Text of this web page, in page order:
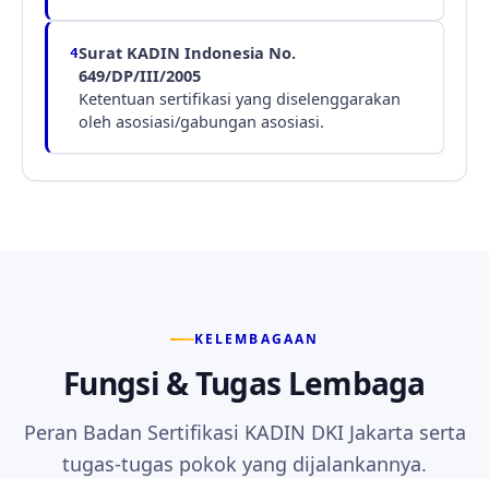
4Surat KADIN Indonesia No.
649/DP/III/2005
Ketentuan sertifikasi yang diselenggarakan
oleh asosiasi/gabungan asosiasi.
KELEMBAGAAN
Fungsi & Tugas Lembaga
Peran Badan Sertifikasi KADIN DKI Jakarta serta
tugas-tugas pokok yang dijalankannya.